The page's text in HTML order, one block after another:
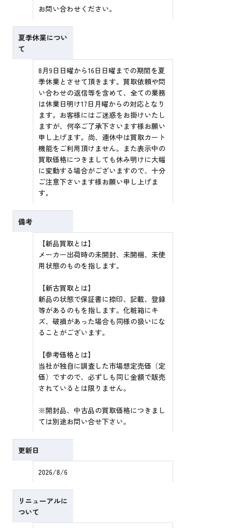
お問い合わせください。
夏季休業につい
て
8月9日日曜から16日日曜までの期間を夏
季休業とさせて頂きます。買取依頼や問
い合わせの返信等を含めて、全ての業務
は休業日明け17日月曜からの対応となり
ます。お客様にはご迷惑をお掛けいたし
ますが、何卒ご了承下さいます様お願い
申し上げます。尚、連休中は買取カート
機能をご利用頂けません。また表示中の
買取価格につきましても休み明けに大幅
に変動する場合がございますので、十分
ご注意下さいます様お願い申し上げま
す。
備考
【新品買取とは】
メーカー出荷時の未開封、未開梱、未使
用状態のものを指します。
【新古買取とは】
新品の状態で保証書に捺印、記載、登録
等があるのもを指します。化粧箱にキ
ズ、破損があった場合も同様の扱いにな
ることがございます。
【参考価格とは】
当社が独自に調査した市場想定売価（定
価）ですので、必ずしも同じ金額で販売
されているとは限りません。
※開封品、中古品の買取価格につきまし
ては別途お問い合せ下さい。
更新日
2026/8/6
リニューアルに
ついて